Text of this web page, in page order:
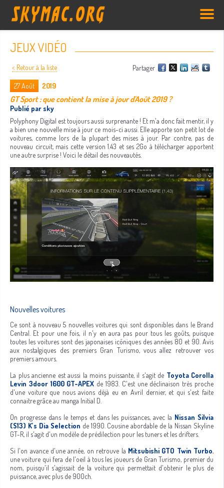
JEUX VIDÉO
Partager
< Retour à la liste
27Août 2019
GT Sport : que contient la mise à jour d'Août 2019 ?
Publié par sky
Polyphony Digital est toujours aussi surprenante ! Et m'a donc fait mentir, il y
a bien une nouvelle mise à jour ce mois-ci aussi. Elle apporte son petit lot de
voitures, comme lors de la plupart des mises à jour. Par contre, pas de
nouveau circuit, mais cette version 1.43 et ses 2Go à télécharger apportent
une autre surprise ! Voici le détail des nouveautés.
Nouvelles voitures
Ce sont à nouveau 5 nouvelles voitures qui sont disponibles dans le Brand
Central. Et pour une fois, il n'y en aura pas pour tous les goûts, puisque
toutes les voitures sont des japonaises icôniques des années 80 et 90. Avis
aux nostalgiques des premiers Gran Turismo, vous allez retrouver vos
premiers amours.
La plus ancienne est aussi la moins puissante, il s'agit de Toyota Corolla
Levin 3door 1600 GT-APEX de 1983. C'est une déclinaison très proche
d'une voiture que nous avions déjà eu en Avril dernier, et qui s'est faite
connaitre grâce au manga Initial D.
On progresse dans le temps et dans les puissances, avec la Nissan Silvia
(S13) K’s Dia Selection de 1990. Cousine abordable de la Nissan Skyline
GT-R, il s'agit d'un modèle de prédilection pour les tuners et les drifters.
Si l'on avance d'une année, on retrouve la Mitsubishi GTO Twin Turbo,
une voiture qui fera de l'oeil à tous les joueurs de Gran Turismo, premier du
nom, puisqu'il s'agissait de la voiture qui permettait d'obtenir le plus de
puissance, avec plus de 900ch.